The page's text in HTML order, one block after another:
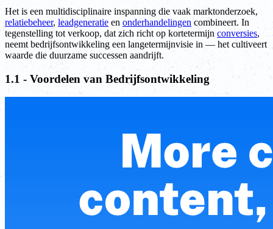
Het is een multidisciplinaire inspanning die vaak marktonderzoek,
relatiebeheer, leadgeneratie en onderhandelingen combineert. In
tegenstelling tot verkoop, dat zich richt op kortetermijn conversies,
neemt bedrijfsontwikkeling een langetermijnvisie in — het cultiveert
waarde die duurzame successen aandrijft.
1.1 - Voordelen van Bedrijfsontwikkeling